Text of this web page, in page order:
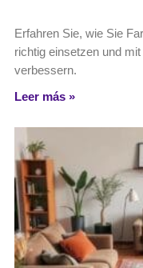
Erfahren Sie, wie Sie
richtig einsetzen und
verbessern.
Leer más »